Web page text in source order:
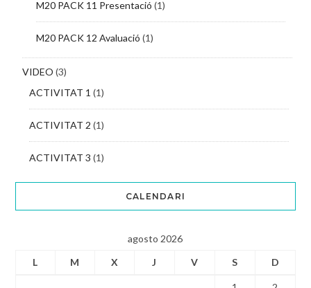
M20 PACK 11 Presentació (1)
M20 PACK 12 Avaluació (1)
VIDEO (3)
ACTIVITAT 1 (1)
ACTIVITAT 2 (1)
ACTIVITAT 3 (1)
CALENDARI
agosto 2026
L
M X J V S D